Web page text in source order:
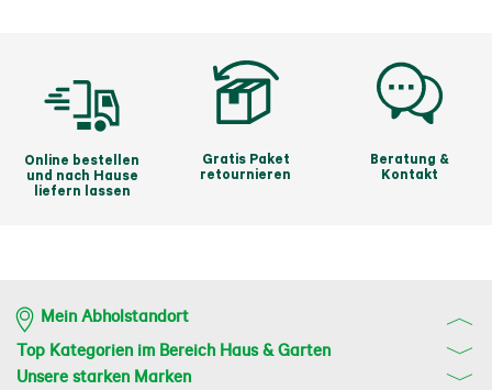
Online bestellen
und nach Hause
liefern lassen
Gratis Paket
retournieren
Beratung &
Kontakt
Mein Abholstandort
Top Kategorien im Bereich Haus & Garten
Unsere starken Marken